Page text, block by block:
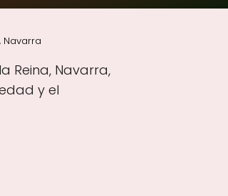
Navarra
Reina, Navarra,
y el